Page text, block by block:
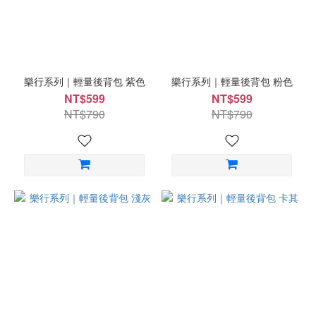
樂行系列｜輕量後背包 紫色
NT$599
NT$790
樂行系列｜輕量後背包 粉色
NT$599
NT$790